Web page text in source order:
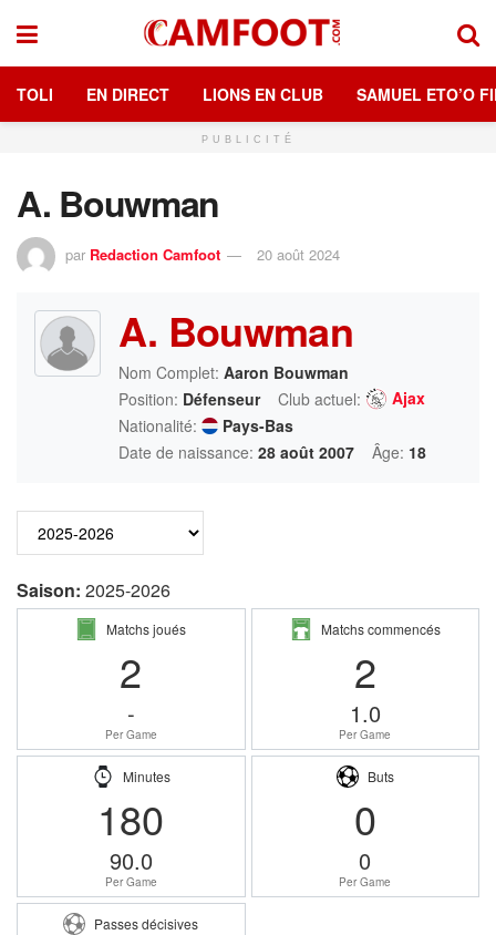
TOLI EN DIRECT LIONS EN CLUB SAMUEL ETO’O
PUBLICITÉ
A. Bouwman
par Redaction Camfoot 20 août 2024
A. Bouwman
Nom Complet: Aaron Bouwman
Position: Défenseur Club actuel:
Ajax
Nationalité:
Pays-Bas
Date de naissance: 28 août 2007 Âge: 18
Saison: 2025-2026
Matchs joués
2
-
Per Game
Matchs commencés
2
1.0
Per Game
Minutes
180
90.0
Per Game
Buts
0
0
Per Game
Passes décisives